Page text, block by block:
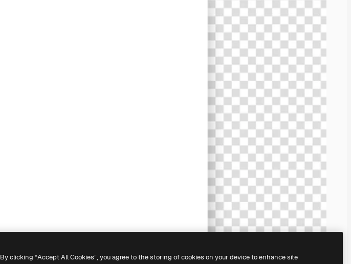
By clicking “Accept All Cookies”, you agree to the storing of cookies on your device to enhance site